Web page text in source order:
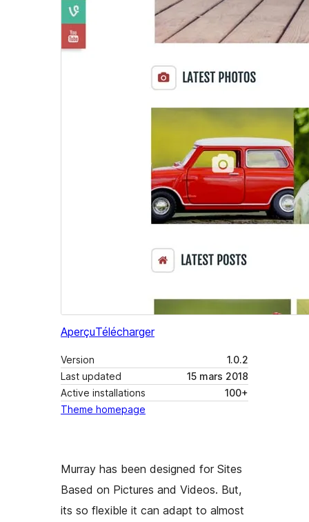
AperçuTélécharger
Version
1.0.2
Last updated
15 mars 2018
Active installations
100+
Theme homepage
Murray has been designed for Sites
Based on Pictures and Videos. But,
its so flexible it can adapt to almost